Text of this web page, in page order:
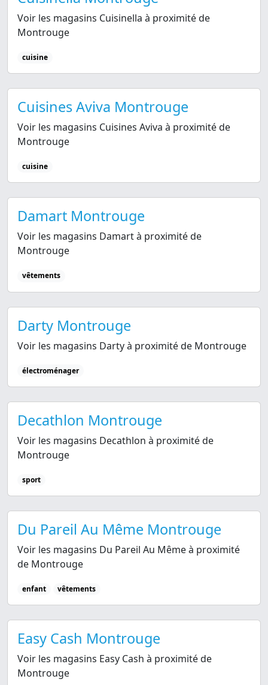
Voir les magasins Cuisinella à proximité de
Montrouge
cuisine
Cuisines Aviva Montrouge
Voir les magasins Cuisines Aviva à proximité de
Montrouge
cuisine
Damart Montrouge
Voir les magasins Damart à proximité de
Montrouge
vêtements
Darty Montrouge
Voir les magasins Darty à proximité de Montrouge
électroménager
Decathlon Montrouge
Voir les magasins Decathlon à proximité de
Montrouge
sport
Du Pareil Au Même Montrouge
Voir les magasins Du Pareil Au Même à proximité
de Montrouge
enfant vêtements
Easy Cash Montrouge
Voir les magasins Easy Cash à proximité de
Montrouge